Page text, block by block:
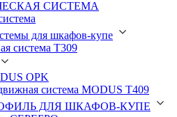
СИСТЕМА
для шкафов-купе
система Т309
OPK
система MODUS T409
ДЛЯ ШКАФОВ-КУПЕ